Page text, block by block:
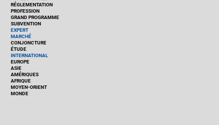
RÉGLEMENTATION
PROFESSION
GRAND PROGRAMME
SUBVENTION
EXPERT
MARCHÉ
CONJONCTURE
ÉTUDE
INTERNATIONAL
EUROPE
ASIE
AMÉRIQUES
AFRIQUE
MOYEN-ORIENT
MONDE